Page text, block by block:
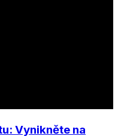
Vynikněte na